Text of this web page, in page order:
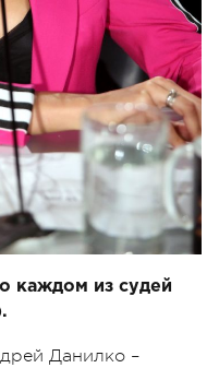
каждом из судей
Данилко –